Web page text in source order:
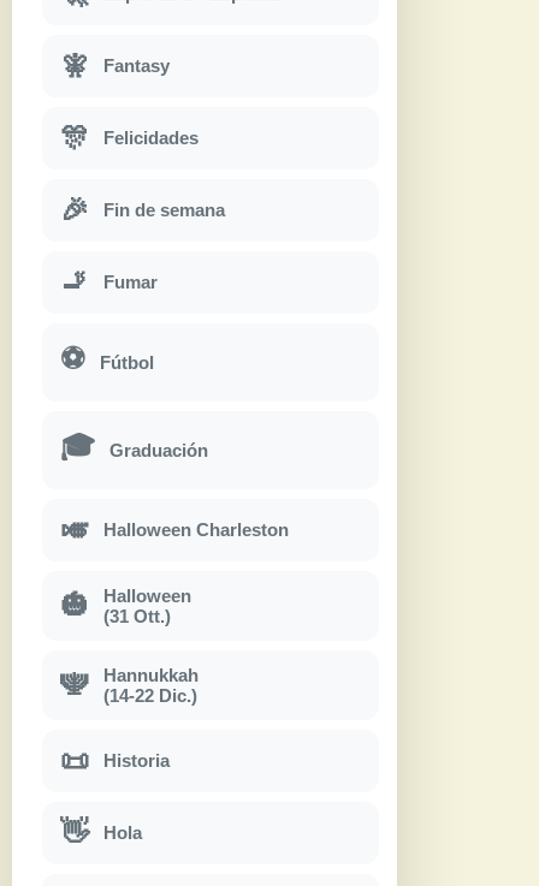
🧚 Fantasy
🎊 Felicidades
🎉 Fin de semana
🚬 Fumar
⚽ Fútbol
🎓 Graduación
🎺 Halloween Charleston
🎃
Halloween
(31 Ott.)
🕎
Hannukkah
(14-22 Dic.)
📜 Historia
👋 Hola